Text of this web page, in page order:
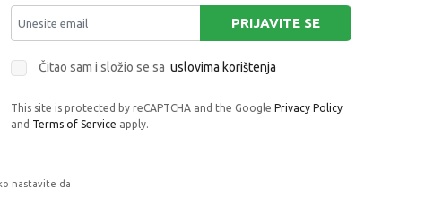
PRIJAVITE SE
Čitao sam i složio se sa uslovima korištenja
This site is protected by reCAPTCHA and the Google Privacy Policy
and Terms of Service apply.
nastavite da